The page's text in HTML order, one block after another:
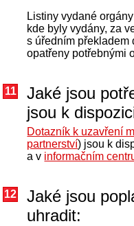
Listiny vydané
kde byly vydány, za
s úředním překladem
opatřeny potřebnými
11
Jaké jsou
jsou k
Dotazník k uzavření
partnerství) jsou k
a v informačním
12
Jaké jsou
uhradit: